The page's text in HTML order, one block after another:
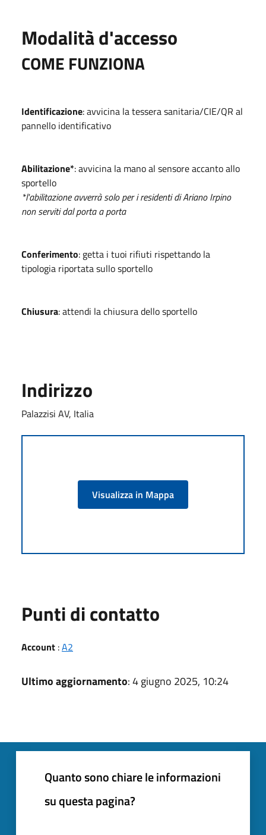
Modalità d'accesso
COME FUNZIONA
Identificazione: avvicina la tessera sanitaria/CIE/QR al
pannello identificativo
Abilitazione*: avvicina la mano al sensore accanto allo
sportello
*l'abilitazione avverrà solo per i residenti di Ariano Irpino
non serviti dal porta a porta
Conferimento: getta i tuoi rifiuti rispettando la
tipologia riportata sullo sportello
Chiusura: attendi la chiusura dello sportello
Indirizzo
Palazzisi AV, Italia
Visualizza in Mappa
Punti di contatto
Account :A2
Ultimo aggiornamento: 4 giugno 2025, 10:24
Quanto sono chiare le informazioni
su questa pagina?